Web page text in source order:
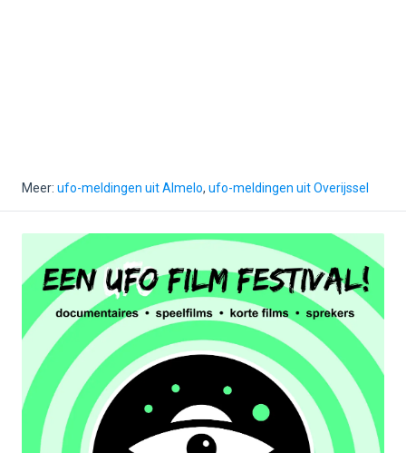
Meer: ufo-meldingen uit Almelo, ufo-meldingen uit Overijssel